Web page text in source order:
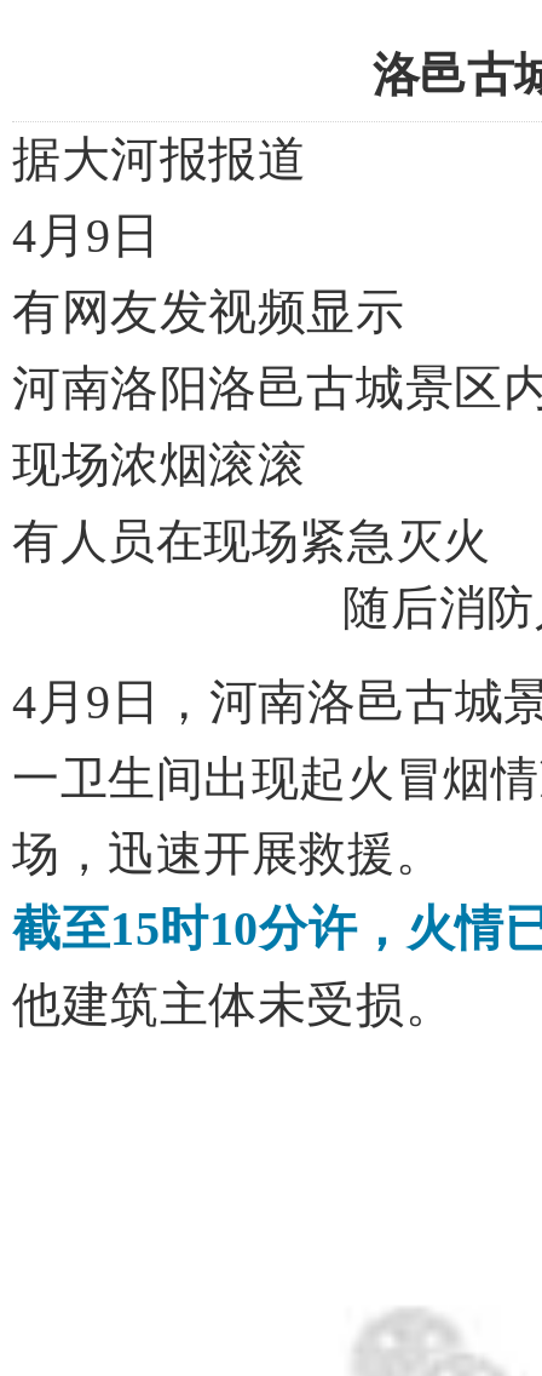
洛邑古
据大河报报道
4月9日
有网友发视频显示
河南洛阳洛邑古城景区
现场浓烟滚滚
有人员在现场紧急灭火
随后消
4月9日，河南洛邑古城
一卫生间出现起火冒烟
场，迅速开展救援。
截至15时10分许，火情
他建筑主体未受损。